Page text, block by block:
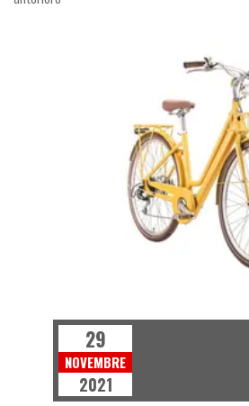
29
NOVEMBRE
2021